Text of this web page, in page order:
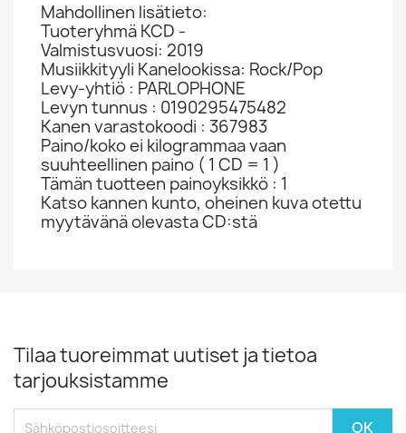
Mahdollinen lisätieto:
Tuoteryhmä KCD -
Valmistusvuosi: 2019
Musiikkityyli Kanelookissa: Rock/Pop
Levy-yhtiö : PARLOPHONE
Levyn tunnus : 0190295475482
Kanen varastokoodi : 367983
Paino/koko ei kilogrammaa vaan
suuhteellinen paino ( 1 CD = 1 )
Tämän tuotteen painoyksikkö : 1
Katso kannen kunto, oheinen kuva otettu
myytävänä olevasta CD:stä
Tilaa tuoreimmat uutiset ja tietoa
tarjouksistamme